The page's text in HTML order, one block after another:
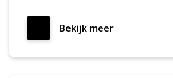
Bekijk meer